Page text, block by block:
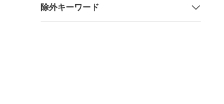
除外キーワード